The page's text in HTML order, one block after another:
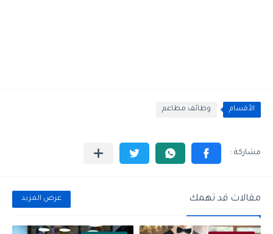
الأقسام وظائف مطاعم
مقالات قد تهمك عرض المزيد